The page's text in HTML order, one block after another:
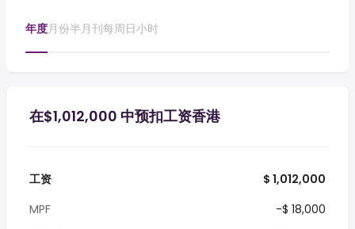
年度月份半月刊每周日小时
在$1,012,000 中预扣工资香港
工资
$ 1,012,000
MPF
-$ 18,000